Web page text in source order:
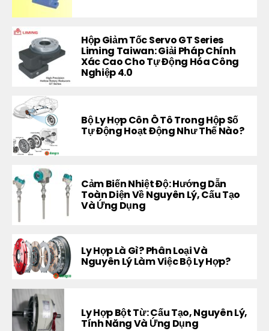
Hộp Giảm Tốc Servo GT Series
Liming Taiwan: Giải Pháp Chính
Xác Cao Cho Tự Động Hóa Công
Nghiệp 4.0
Bộ Ly Hợp Côn Ô Tô Trong Hộp Số
Tự Động Hoạt Động Như Thế Nào?
Cảm Biến Nhiệt Độ: Hướng Dẫn
Toàn Diện Về Nguyên Lý, Cấu Tạo
Và Ứng Dụng
Ly Hợp Là Gì? Phân Loại Và
Nguyên Lý Làm Việc Bộ Ly Hợp?
Ly Hợp Bột Từ: Cấu Tạo, Nguyên Lý,
Tính Năng Và Ứng Dụng